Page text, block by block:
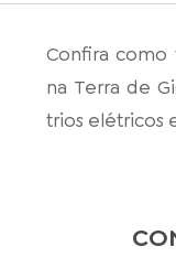
Confira
na Terra de
trios elétricos